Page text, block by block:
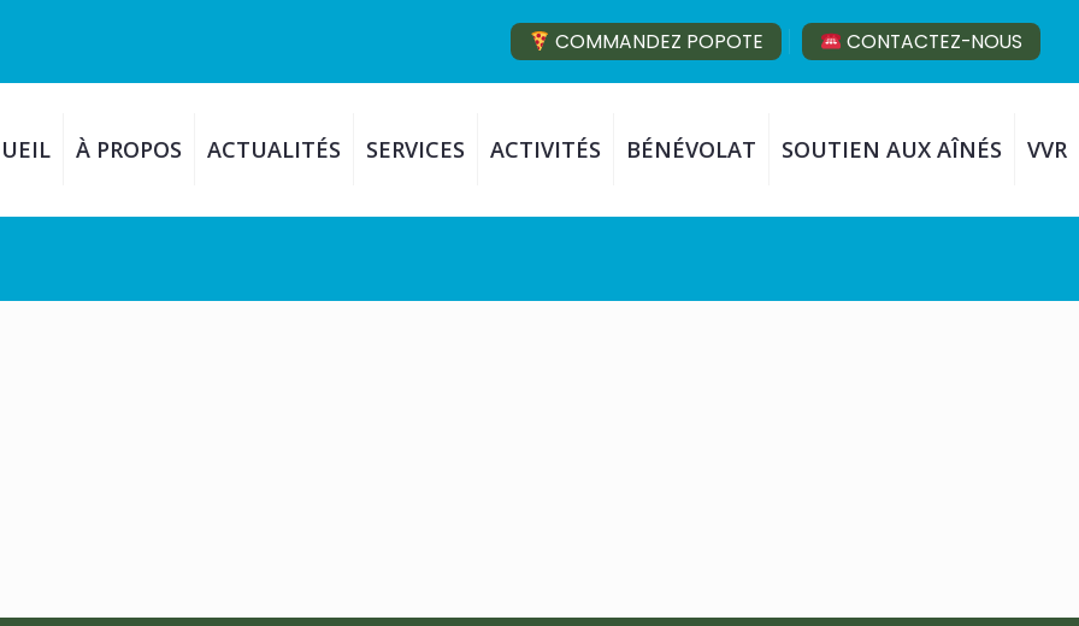
COMMANDEZ POPOTE CONTACTEZ-NOUS
À PROPOS ACTUALITÉS SERVICES ACTIVITÉS BÉNÉVOLAT SOUTIEN AUX AÎNÉS VVR